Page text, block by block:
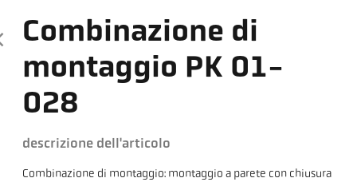
Combinazione di
montaggio PK 01-
028
descrizione dell'articolo
Combinazione di montaggio: montaggio a parete con chiusura